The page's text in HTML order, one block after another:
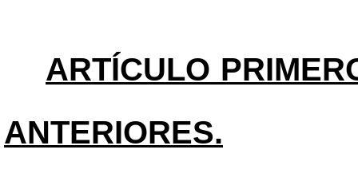
ARTÍCULO
ANTERIORES.